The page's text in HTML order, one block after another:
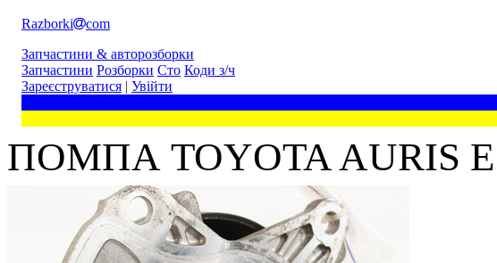
Razborki
com
Запчастини & авторозборки
Запчастини Розборки Сто Коди з/ч
Зареєструватися | Увійти
ПОМПА TOYOTA AURIS